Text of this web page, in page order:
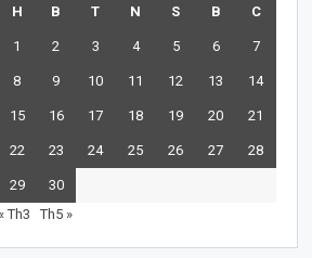
H B T N S B C
1 2 3 4 5 6 7
8 9 10 11 12 13 14
15 16 17 18 19 20 21
22 23 24 25 26 27 28
29
30
Th3
Th5 »